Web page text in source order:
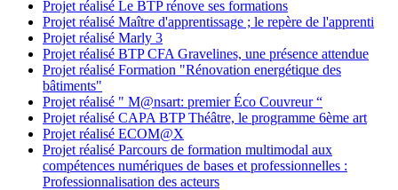
Projet réalisé Le BTP rénove ses formations
Projet réalisé Maître d'apprentissage ; le repère de l'apprenti
Projet réalisé Marly 3
Projet réalisé BTP CFA Gravelines, une présence attendue
Projet réalisé Formation "Rénovation energétique des
bâtiments"
Projet réalisé " M@nsart: premier Éco Couvreur “
Projet réalisé CAPA BTP Théâtre, le programme 6ème art
Projet réalisé ECOM@X
Projet réalisé Parcours de formation multimodal aux
compétences numériques de bases et professionnelles :
Professionnalisation des acteurs